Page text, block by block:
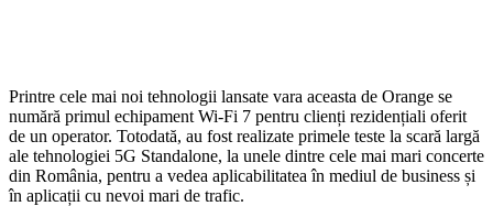
Printre cele mai noi tehnologii lansate vara aceasta de Orange se
numără primul echipament Wi-Fi 7 pentru clienți rezidențiali oferit
de un operator. Totodată, au fost realizate primele teste la scară largă
ale tehnologiei 5G Standalone, la unele dintre cele mai mari concerte
din România, pentru a vedea aplicabilitatea în mediul de business și
în aplicații cu nevoi mari de trafic.